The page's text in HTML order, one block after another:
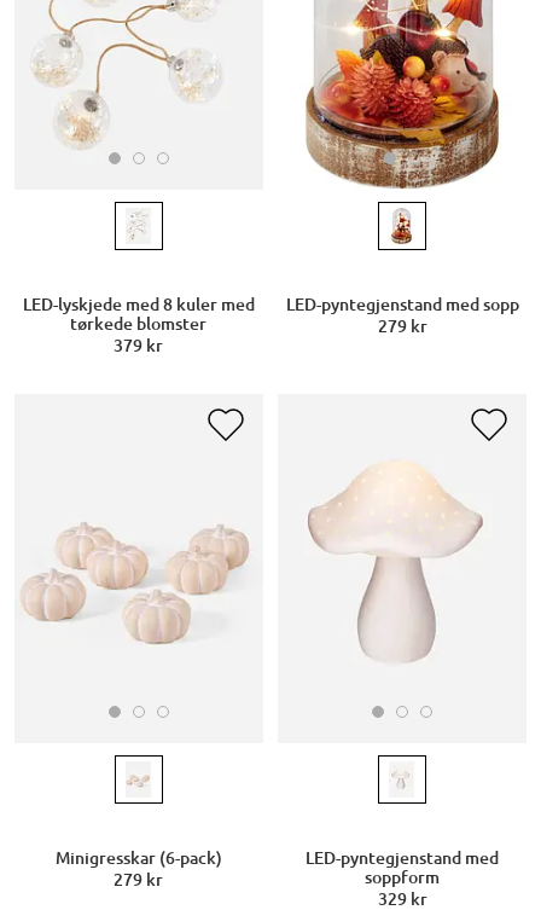
LED-lyskjede med 8 kuler med
tørkede blomster
379 kr
LED-pyntegjenstand med sopp
279 kr
Minigresskar (6-pack)
279 kr
LED-pyntegjenstand med
soppform
329 kr